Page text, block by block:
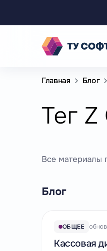
Главная Блог
Тег Z
Все материалы
Блог
ОБЩЕЕ
Кассовая